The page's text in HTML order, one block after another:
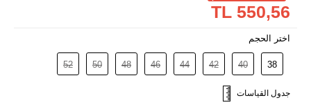
550,56 TL
اختر الحجم
38
40
42
44
46
48
50
52
جدول القياسات